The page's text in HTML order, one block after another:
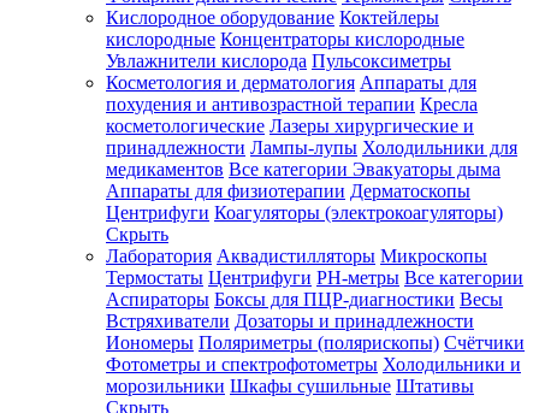
Кислородное оборудование Коктейлеры
кислородные Концентраторы кислородные
Увлажнители кислорода Пульсоксиметры
Косметология и дерматология Аппараты для
похудения и антивозрастной терапии Кресла
косметологические Лазеры хирургические и
принадлежности Лампы-лупы Холодильники для
медикаментов Все категории Эвакуаторы дыма
Аппараты для физиотерапии Дерматоскопы
Центрифуги Коагуляторы (электрокоагуляторы)
Скрыть
Лаборатория Аквадистилляторы Микроскопы
Термостаты Центрифуги PH-метры Все категории
Аспираторы Боксы для ПЦР-диагностики Весы
Встряхиватели Дозаторы и принадлежности
Иономеры Поляриметры (полярископы) Счётчики
Фотометры и спектрофотометры Холодильники и
морозильники Шкафы сушильные Штативы
Скрыть